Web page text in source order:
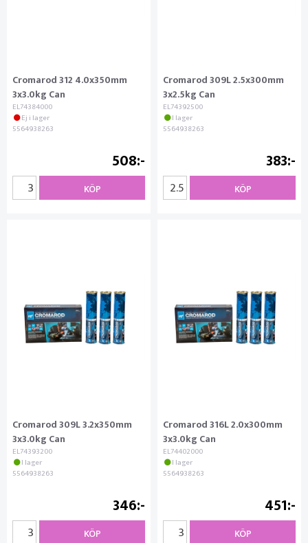
Cromarod 312 4.0x350mm
3x3.0kg Can
EL74384000
Ej i lager
5564938263
508
KÖP
Cromarod 309L 2.5x300mm
3x2.5kg Can
EL74392500
I lager
5564938263
383
KÖP
Cromarod 309L 3.2x350mm
3x3.0kg Can
EL74393200
I lager
5564938263
346
KÖP
Cromarod 316L 2.0x300mm
3x3.0kg Can
EL74402000
I lager
5564938263
451
KÖP